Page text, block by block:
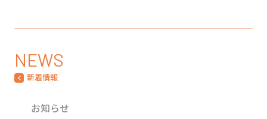
NEWS
新着情報
お知らせ